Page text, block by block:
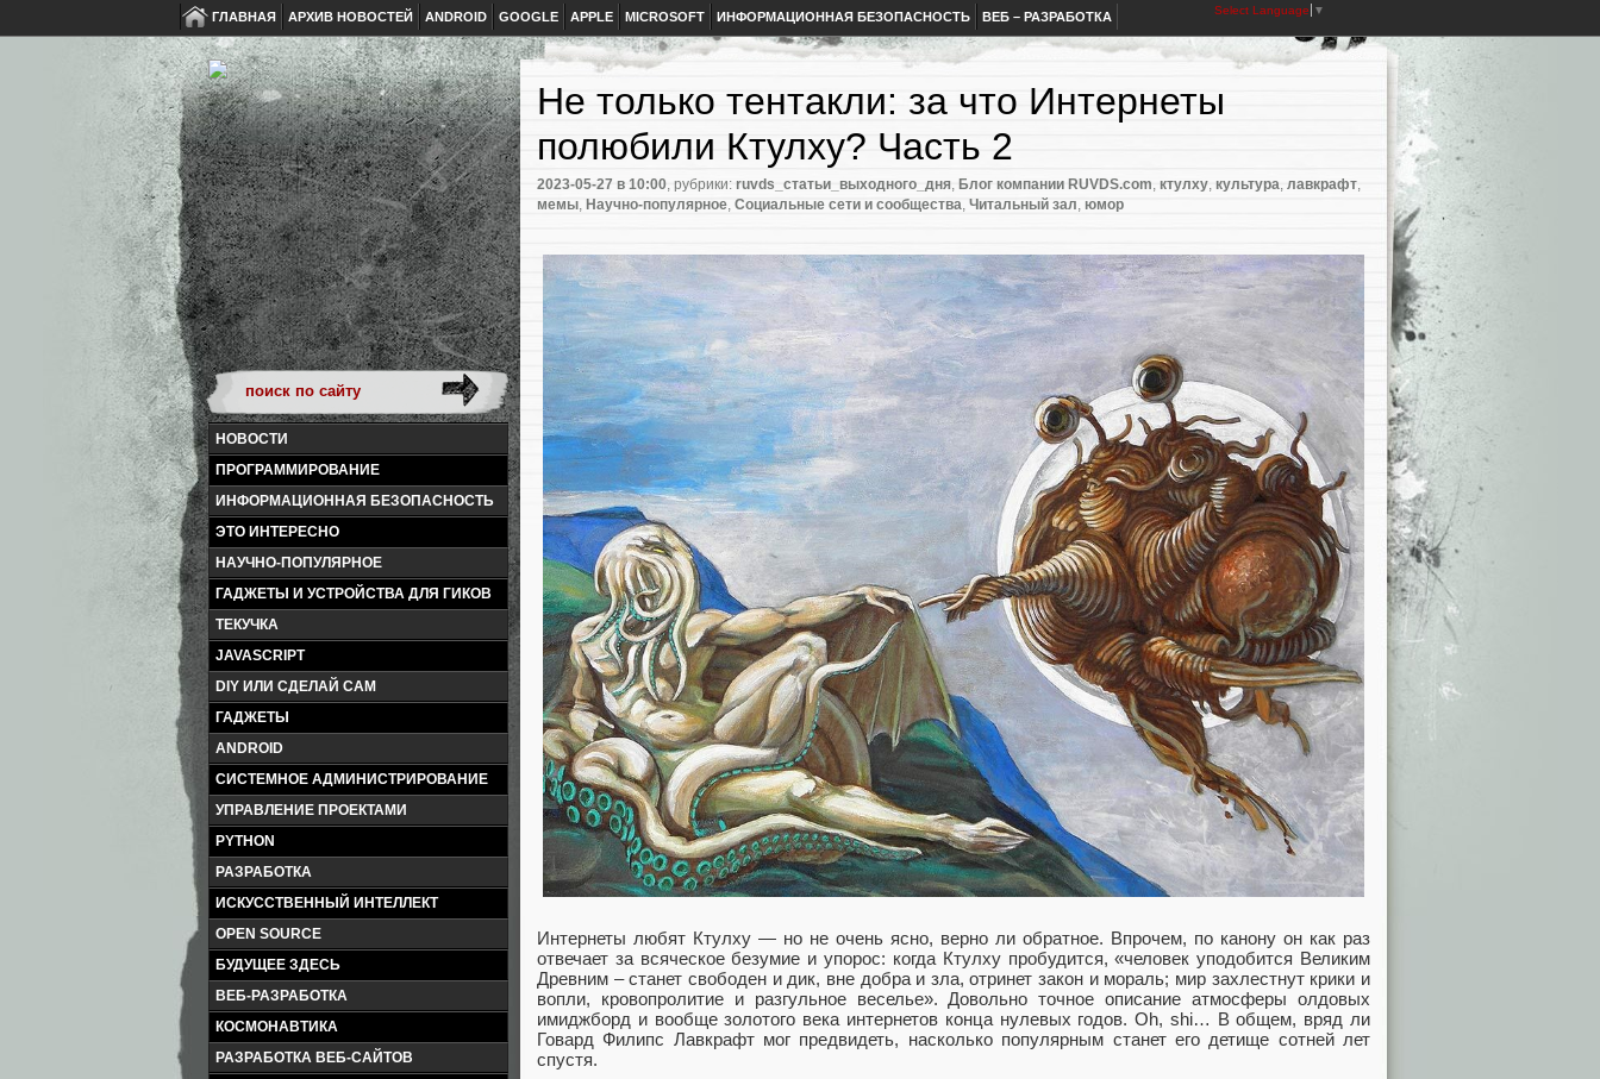
ГЛАВНАЯ АРХИВ НОВОСТЕЙ ANDROID GOOGLE APPLE MICROSOFT ИНФОРМАЦИОННАЯ БЕЗОПАСНОСТЬ ВЕБ – РАЗРАБОТКА Select Language ▼
НОВОСТИ
ПРОГРАММИРОВАНИЕ
ИНФОРМАЦИОННАЯ БЕЗОПАСНОСТЬ
ЭТО ИНТЕРЕСНО
НАУЧНО-ПОПУЛЯРНОЕ
ГАДЖЕТЫ И УСТРОЙСТВА ДЛЯ ГИКОВ
ТЕКУЧКА
JAVASCRIPT
DIY ИЛИ СДЕЛАЙ САМ
ГАДЖЕТЫ
ANDROID
СИСТЕМНОЕ АДМИНИСТРИРОВАНИЕ
УПРАВЛЕНИЕ ПРОЕКТАМИ
PYTHON
РАЗРАБОТКА
ИСКУССТВЕННЫЙ ИНТЕЛЛЕКТ
OPEN SOURCE
БУДУЩЕЕ ЗДЕСЬ
ВЕБ-РАЗРАБОТКА
КОСМОНАВТИКА
РАЗРАБОТКА ВЕБ-САЙТОВ
Не только тентакли: за что Интернеты
полюбили Ктулху? Часть 2
2023-05-27 в 10:00, рубрики: ruvds_статьи_выходного_дня, Блог компании RUVDS.com, ктулху, культура, лавкрафт,
мемы, Научно-популярное, Социальные сети и сообщества, Читальный зал, юмор
Интернеты любят Ктулху — но не очень ясно, верно ли обратное. Впрочем, по канону он как раз
отвечает за всяческое безумие и упорос: когда Ктулху пробудится, «человек уподобится Великим
Древним – станет свободен и дик, вне добра и зла, отринет закон и мораль; мир захлестнут крики и
вопли, кровопролитие и разгульное веселье». Довольно точное описание атмосферы олдовых
имиджборд и вообще золотого века интернетов конца нулевых годов. Oh, shi… В общем, вряд ли
Говард Филипс Лавкрафт мог предвидеть, насколько популярным станет его детище сотней лет
спустя.